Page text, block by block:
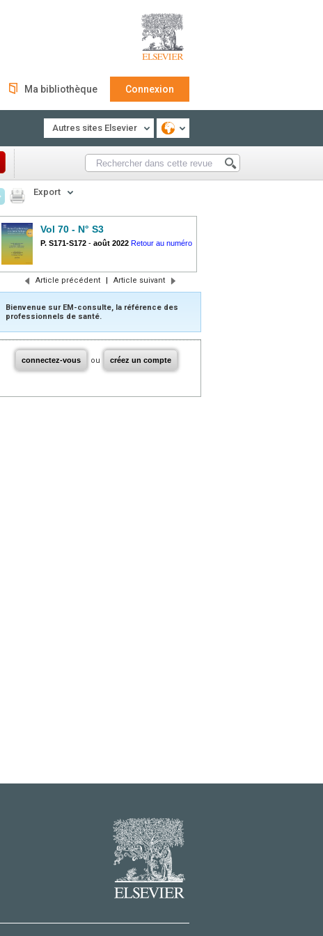
Ma bibliothèque Connexion
Autres sites Elsevier
Export
Vol 70 - N° S3
P. S171-S172 - août 2022 Retour au numéro
Article précédent | Article suivant
Bienvenue sur EM-consulte, la référence des
professionnels de santé.
connectez-vous ou créez un compte